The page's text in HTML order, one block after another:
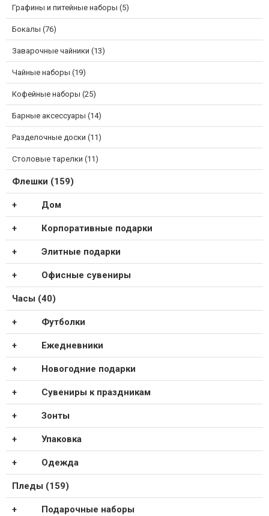
Графины и питейные наборы (5)
Бокалы (76)
Заварочные чайники (13)
Чайные наборы (19)
Кофейные наборы (25)
Барные аксессуары (14)
Разделочные доски (11)
Столовые тарелки (11)
Флешки (159)
Дом
Корпоративные подарки
Элитные подарки
Офисные сувениры
Часы (40)
Футболки
Ежедневники
Новогодние подарки
Сувениры к праздникам
Зонты
Упаковка
Одежда
Пледы (159)
Подарочные наборы